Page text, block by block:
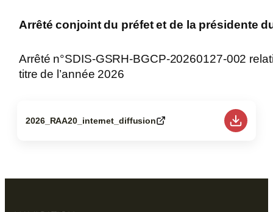
Arrêté conjoint du préfet et de la présidente
Arrêté n°SDIS-GSRH-BGCP-20260127-002
titre de l’année 2026
2026_RAA20_internet_diffusion
(ouvre